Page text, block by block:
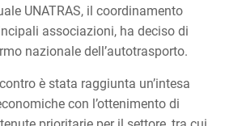
UNATRAS, il coordinamento
associazioni, ha deciso di
nazionale dell’autotrasporto.
è stata raggiunta un’intesa
con l’ottenimento di